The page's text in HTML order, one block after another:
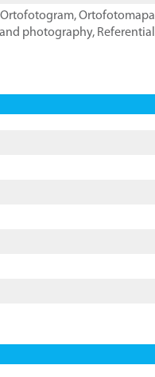
Ortofotogram,Ortofotomapa
photography, Referential